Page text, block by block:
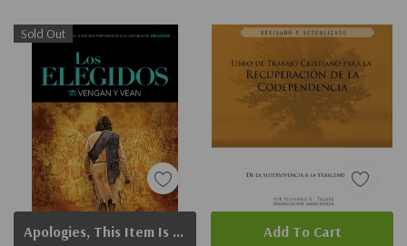
Sold Out
Apologies, This Item Is Currently Out Of Stock. Add To Cart